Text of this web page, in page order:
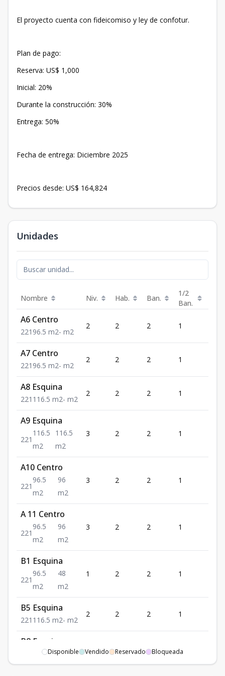
El proyecto cuenta con fideicomiso y ley de confotur.
Plan de pago:
Reserva: US$ 1,000
Inicial: 20%
Durante la construcción: 30%
Entrega: 50%
Fecha de entrega: Diciembre 2025
Precios desde: US$ 164,824
Unidades
Nombre Niv. Hab. Ban.
1/2
Ban.
A6 Centro
221 96.5 m2- m2
2 2 2 1
A7 Centro
221 96.5 m2- m2
2 2 2 1
A8 Esquina
221 116.5 m2- m2
2 2 2 1
A9 Esquina
221
116.5
m2
116.5
m2
3 2 2 1
A10 Centro
221
96.5
m2
96
m2
3 2 2 1
A 11 Centro
221
96.5
m2
96
m2
3 2 2 1
B1 Esquina
221
96.5
m2
48
m2
1 2 2 1
B5 Esquina
221 116.5 m2- m2
2 2 2 1
B8 Esquina
116.5m2-m2
2 2 2 1
Disponible Vendido Reservado Bloqueada